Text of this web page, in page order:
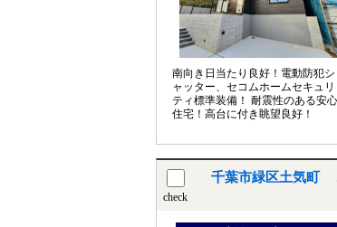
南向き日当たり良好！電動防犯シ
ャッター、セコムホームセキュリ
ティ標準装備！ 耐震性のある安心
住宅！高台に付き眺望良好！
check
千葉市緑区土気町